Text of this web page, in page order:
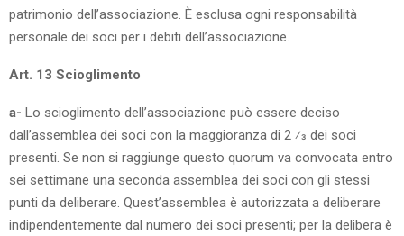
patrimonio dell’associazione. È esclusa ogni responsabilità
personale dei soci per i debiti dell’associazione.
Art. 13 Scioglimento
a- Lo scioglimento dell’associazione può essere deciso
dall’assemblea dei soci con la maggioranza di 2 ⁄3 dei soci
presenti. Se non si raggiunge questo quorum va convocata entro
sei settimane una seconda assemblea dei soci con gli stessi
punti da deliberare. Quest’assemblea è autorizzata a deliberare
indipendentemente dal numero dei soci presenti; per la delibera è